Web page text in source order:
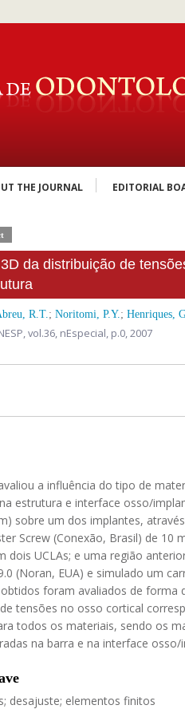
THE JOURNAL EDITORIAL
da distribuição de
R.T.; Noritomi, P.Y.; Henriques,
vol.36, nEspecial, p.0, 2007
a influência do tipo de
estrutura e interface osso/
sobre um dos implantes,
Screw (Conexão, Brasil) de
dois UCLAs; e uma região
(Noran, EUA) e simulado um
foram avaliados de forma
tensões no osso cortical
todos os materiais, sendo os
na barra e na interface osso/
desajuste; elementos finitos